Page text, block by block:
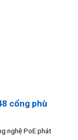
cổng phù
nghệ PoE phát